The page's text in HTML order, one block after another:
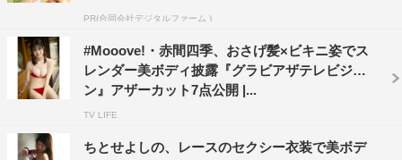
PR(合同会社デジタルファーム )
#Mooove!・赤間四季、おさげ髪×ビキニ姿でス
レンダー美ボディ披露『グラビアザテレビジョ
ン』アザーカット7点公開 |...
TV LIFE
ちとせよしの、レースのセクシー衣装で美ボデ